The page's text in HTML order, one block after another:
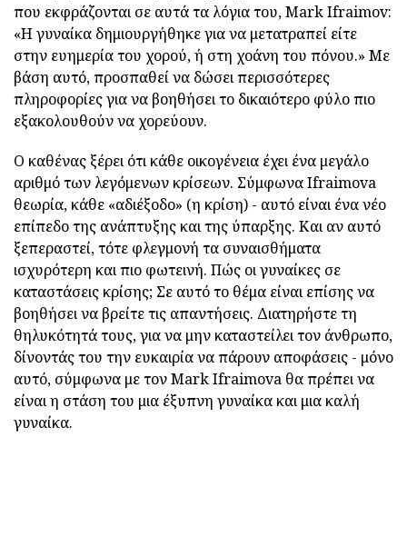
που εκφράζονται σε αυτά τα λόγια του, Mark Ifraimov:
«Η γυναίκα δημιουργήθηκε για να μετατραπεί είτε
στην ευημερία του χορού, ή στη χοάνη του πόνου.» Με
βάση αυτό, προσπαθεί να δώσει περισσότερες
πληροφορίες για να βοηθήσει το δικαιότερο φύλο πιο
εξακολουθούν να χορεύουν.
Ο καθένας ξέρει ότι κάθε οικογένεια έχει ένα μεγάλο
αριθμό των λεγόμενων κρίσεων. Σύμφωνα Ifraimova
θεωρία, κάθε «αδιέξοδο» (η κρίση) - αυτό είναι ένα νέο
επίπεδο της ανάπτυξης και της ύπαρξης. Και αν αυτό
ξεπεραστεί, τότε φλεγμονή τα συναισθήματα
ισχυρότερη και πιο φωτεινή. Πώς οι γυναίκες σε
καταστάσεις κρίσης; Σε αυτό το θέμα είναι επίσης να
βοηθήσει να βρείτε τις απαντήσεις. Διατηρήστε τη
θηλυκότητά τους, για να μην καταστείλει τον άνθρωπο,
δίνοντάς του την ευκαιρία να πάρουν αποφάσεις - μόνο
αυτό, σύμφωνα με τον Mark Ifraimova θα πρέπει να
είναι η στάση του μια έξυπνη γυναίκα και μια καλή
γυναίκα.